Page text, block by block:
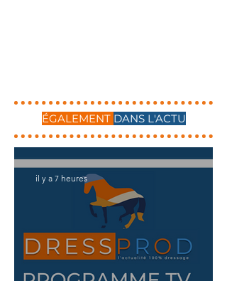
ÉGALEMENT DANS L'ACTU
il y a 7 heures